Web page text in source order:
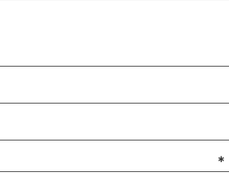
*